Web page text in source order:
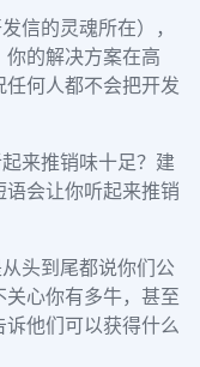
信的灵魂所在），
的解决方案在高
何人都不会把开发
来推销味十足？建
会让你听起来推销
头到尾都说你们公
心你有多牛，甚至
他们可以获得什么